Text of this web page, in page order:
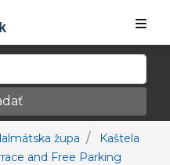
župa
Kaštela
and Free Parking